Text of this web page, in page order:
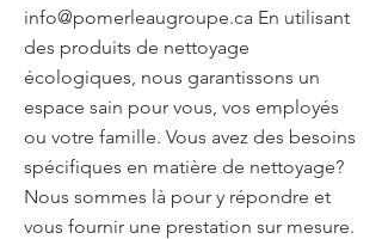
info@pomerleaugroupe.ca En utilisant
des produits de nettoyage
écologiques, nous garantissons un
espace sain pour vous, vos employés
ou votre famille. Vous avez des besoins
spécifiques en matière de nettoyage?
Nous sommes là pour y répondre et
vous fournir une prestation sur mesure.